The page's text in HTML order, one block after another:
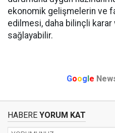
ekonomik gelişmelerin ve
edilmesi, daha bilinçli karar
sağlayabilir.
Google
HABERE YORUM KAT